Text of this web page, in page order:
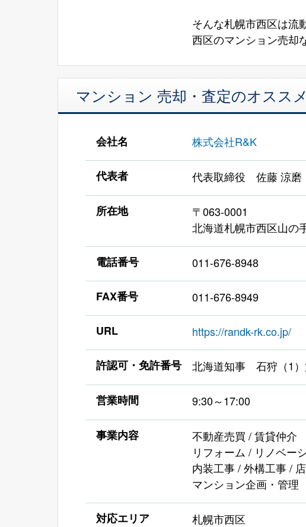
そんな札幌市西区は流
西区のマンション売却
マンション 売却・査定のオスス
会社名 株式会社R&K
代表者 代表取締役 佐藤 涼磨
所在地
〒063-0001
北海道札幌市西区山の
電話番号 011-676-8948
FAX番号 011-676-8949
URL https://randk-rk.co.jp/
許認可・免許番号 北海道知事 石狩（1
営業時間 9:30～17:00
事業内容
不動産売買 / 賃貸仲介
リフォーム / リノベー
内装工事 / 外構工事 /
マンション企画・管理
対応エリア 札幌市西区